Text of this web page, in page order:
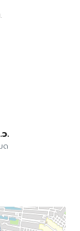
.
ด